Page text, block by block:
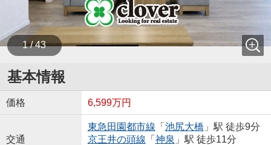
1 / 43
基本情報
価格 6,599万円
交通
東急田園都市線 「 池尻大橋 」駅 徒歩9分
京王井の頭線 「 神泉 」駅 徒歩11分